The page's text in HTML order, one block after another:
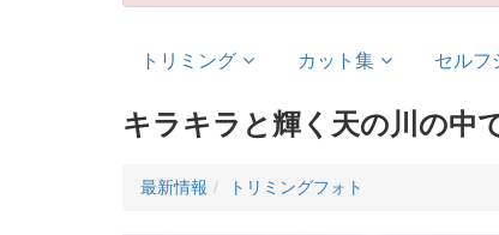
トリミング カット集 セルフ
キラキラと輝く天の川の中
最新情報 トリミングフォト